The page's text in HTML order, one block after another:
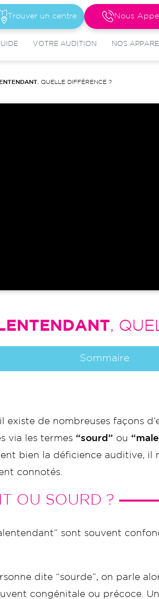
VOTRE AUDITION NOS
Nous
Trouver un centre
, QUELLE DIFFÉRENCE ?
,
Sommaire
existe de nombreuses façons
via les termes “sourd” ou
bien la déficience auditive, il
connotés.
OU SOURD ?
sont souvent
dite “sourde”, on parle
congénitale ou précoce.